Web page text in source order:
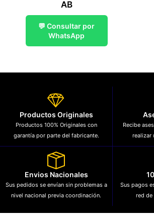
AB
💬 Consultar por
WhatsApp
Productos Originales
Productos 100% Originales con
garantía por parte del fabricante.
Recibe
realizar
Envios Nacionales
Sus pedidos se envían sin problemas a
nivel nacional previa coordinación.
Sus pagos
red de